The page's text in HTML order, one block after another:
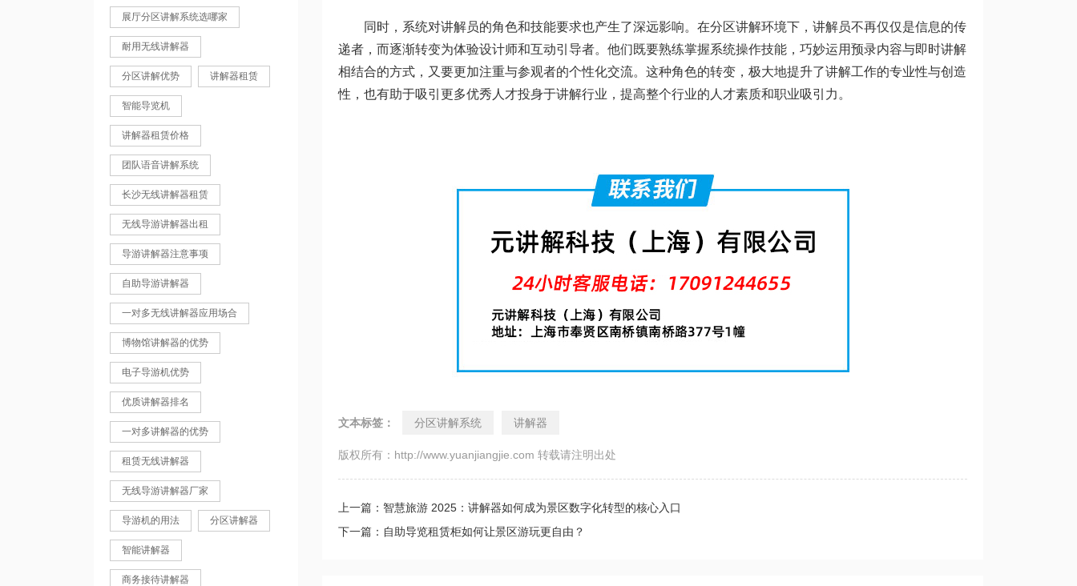
展厅分区讲解系统选哪家
耐用无线讲解器
分区讲解优势 讲解器租赁
智能导览机
讲解器租赁价格
团队语音讲解系统
长沙无线讲解器租赁
无线导游讲解器出租
导游讲解器注意事项
自助导游讲解器
一对多无线讲解器应用场合
博物馆讲解器的优势
电子导游机优势
优质讲解器排名
一对多讲解器的优势
租赁无线讲解器
无线导游讲解器厂家
导游机的用法 分区讲解器
智能讲解器
商务接待讲解器
同时，系统对讲解员的角色和技能要求也产生了深远影响。在分区讲解环境下，讲解员不再仅仅是信息的传
递者，而逐渐转变为体验设计师和互动引导者。他们既要熟练掌握系统操作技能，巧妙运用预录内容与即时讲解
相结合的方式，又要更加注重与参观者的个性化交流。这种角色的转变，极大地提升了讲解工作的专业性与创造
性，也有助于吸引更多优秀人才投身于讲解行业，提高整个行业的人才素质和职业吸引力。
文本标签： 分区讲解系统 讲解器
版权所有：http://www.yuanjiangjie.com 转载请注明出处
上一篇：智慧旅游 2025：讲解器如何成为景区数字化转型的核心入口
下一篇：自助导览租赁柜如何让景区游玩更自由？